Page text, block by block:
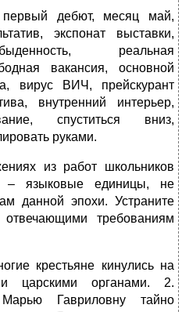
дебют, месяц май,
экспонат выставки,
реальная
вакансия, основной
вирус ВИЧ, прейскурант
внутренний интерьер,
спуститься вниз,
руками.
из работ школьников
– языковые единицы, не
данной эпохи. Устраните
требованиям
крестьяне кинулись на
царскими органами. 2.
Гавриловну тайно